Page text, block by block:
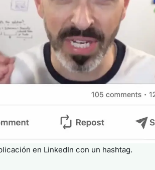
en LinkedIn con un hashtag.